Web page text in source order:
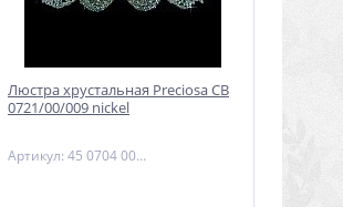
Люстра хрустальная Preciosa CB
0721/00/009 nickel
Артикул: 45 0704 009 04 00 02 01